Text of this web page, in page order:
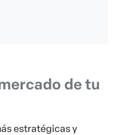
de tu
estratégicas y